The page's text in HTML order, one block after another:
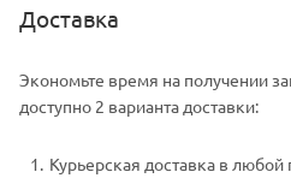
Доставка
Экономьте время на получении
доступно 2 варианта доставки:
Курьерская доставка в